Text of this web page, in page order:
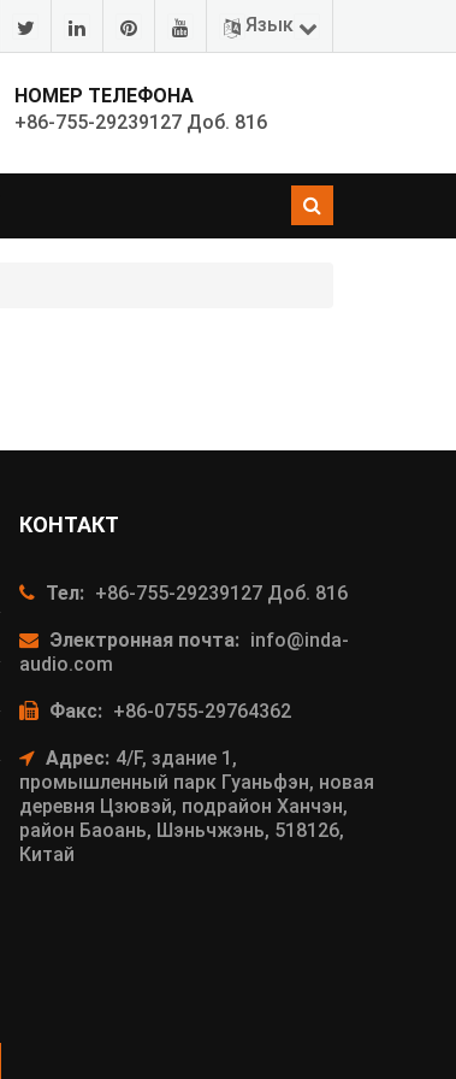
Язык
НОМЕР ТЕЛЕФОНА
+86-755-29239127 Доб. 816
КОНТАКТ
Тел: +86-755-29239127 Доб. 816
Электронная почта: info@inda-
audio.com
Факс: +86-0755-29764362
Адрес: 4/F, здание 1,
промышленный парк Гуаньфэн, новая
деревня Цзювэй, подрайон Ханчэн,
район Баоань, Шэньчжэнь, 518126,
Китай